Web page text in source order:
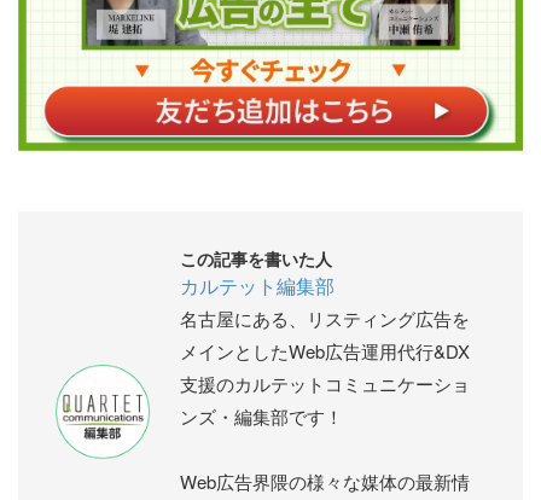
この記事を書いた人
カルテット編集部
名古屋にある、リスティング広告を
メインとしたWeb広告運用代行&DX
支援のカルテットコミュニケーショ
ンズ・編集部です！
Web広告界隈の様々な媒体の最新情